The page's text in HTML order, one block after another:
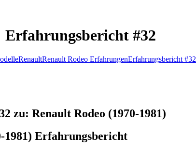
Erfahrungsbericht #32
RenaultRenault Rodeo ErfahrungenErfahrungsbericht #32
zu: Renault Rodeo (1970-1981)
1981) Erfahrungsbericht